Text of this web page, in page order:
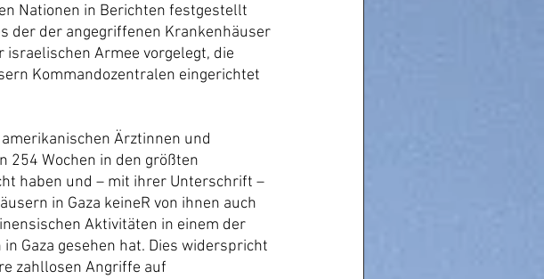
Nationen in Berichten festgestellt
der der angegriffenen Krankenhäuser
israelischen Armee vorgelegt, die
Kommandozentralen eingerichtet
Ärztinnen und
254 Wochen in den größten
haben und – mit ihrer Unterschrift –
in Gaza keineR von ihnen auch
Aktivitäten in einem der
Gaza gesehen hat. Dies widerspricht
zahllosen Angriffe auf